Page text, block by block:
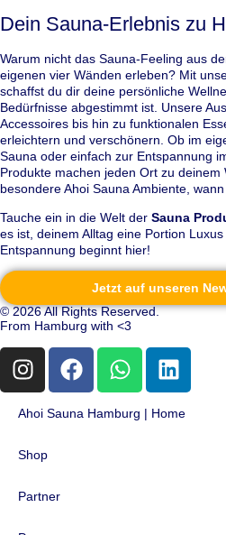
Dein Sauna-Erlebnis zu
Warum nicht das Sauna-Feeling aus
eigenen vier Wänden erleben? Mit
schaffst du dir deine persönliche
Bedürfnisse abgestimmt ist. Unsere
Accessoires bis hin zu funktionalen
erleichtern und verschönern. Ob im
Sauna oder einfach zur Entspannung
Produkte machen jeden Ort zu
besondere Ahoi Sauna Ambiente,
Tauche ein in die Welt der Sauna
es ist, deinem Alltag eine Portion
Entspannung beginnt hier!
Jetzt auf unseren
© 2026 All Rights Reserved.
From Hamburg with <3
Ahoi Sauna Hamburg | Home
Shop
Partner